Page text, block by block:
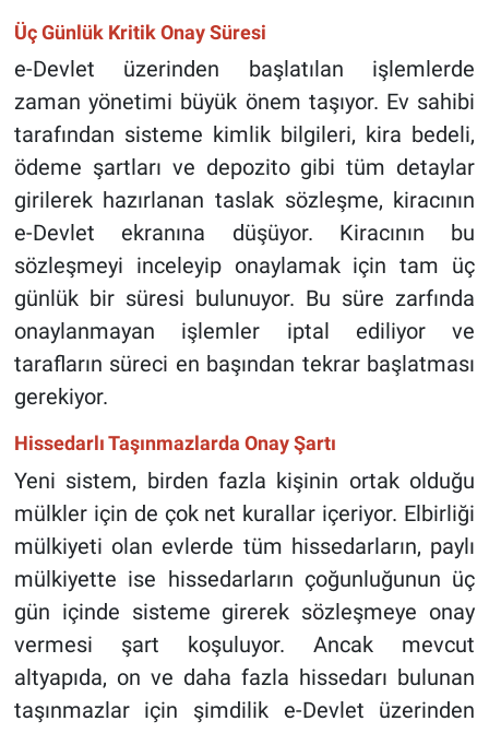
Üç Günlük Kritik Onay Süresi
e-Devlet üzerinden başlatılan işlemlerde
zaman yönetimi büyük önem taşıyor. Ev sahibi
tarafından sisteme kimlik bilgileri, kira bedeli,
ödeme şartları ve depozito gibi tüm detaylar
girilerek hazırlanan taslak sözleşme, kiracının
e-Devlet ekranına düşüyor. Kiracının bu
sözleşmeyi inceleyip onaylamak için tam üç
günlük bir süresi bulunuyor. Bu süre zarfında
onaylanmayan işlemler iptal ediliyor ve
tarafların süreci en başından tekrar başlatması
gerekiyor.
Hissedarlı Taşınmazlarda Onay Şartı
Yeni sistem, birden fazla kişinin ortak olduğu
mülkler için de çok net kurallar içeriyor. Elbirliği
mülkiyeti olan evlerde tüm hissedarların, paylı
mülkiyette ise hissedarların çoğunluğunun üç
gün içinde sisteme girerek sözleşmeye onay
vermesi şart koşuluyor. Ancak mevcut
altyapıda, on ve daha fazla hissedarı bulunan
taşınmazlar için şimdilik e-Devlet üzerinden